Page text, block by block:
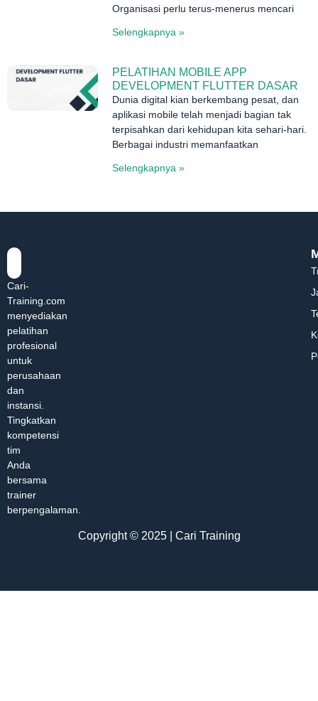
Organisasi perlu terus-menerus mencari
Selengkapnya »
PELATIHAN MOBILE APP
DEVELOPMENT FLUTTER DASAR
Dunia digital kian berkembang pesat, dan
aplikasi mobile telah menjadi bagian tak
terpisahkan dari kehidupan kita sehari-hari.
Berbagai industri memanfaatkan
Selengkapnya »
Cari-
Training.com
menyediakan
pelatihan
profesional
untuk
perusahaan
dan
instansi.
Tingkatkan
kompetensi
tim
Anda
bersama
trainer
berpengalaman.
Copyright © 2025 | Cari Training